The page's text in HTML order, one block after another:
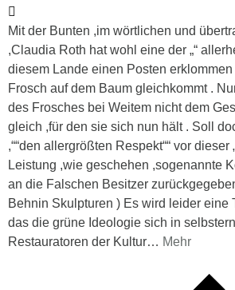
Mit der Bunten ,im wörtlichen und
,Claudia Roth hat wohl eine der „“
diesem Lande einen Posten
Frosch auf dem Baum gleichkommt .
des Frosches bei Weitem nicht dem
gleich ,für den sie sich nun hält . Soll
,““den allergrößten Respekt““ vor dieser
Leistung ,wie geschehen ,sogenannte
an die Falschen Besitzer
Behnin Skulpturen ) Es wird leider eine
das die grüne Ideologie sich in
Restauratoren der Kultur… Mehr